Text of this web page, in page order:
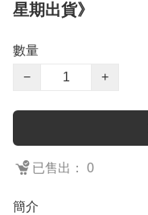
星期出貨》
數量
−
+
已售出： 0
簡介